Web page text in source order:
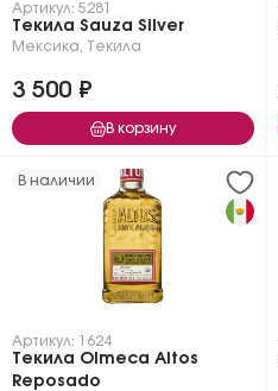
Артикул: 5281
Текила Sauza Silver
Мексика Текила
3 500 ₽
В корзину
В наличии
Артикул: 1624
Текила Olmeca Altos
Reposado